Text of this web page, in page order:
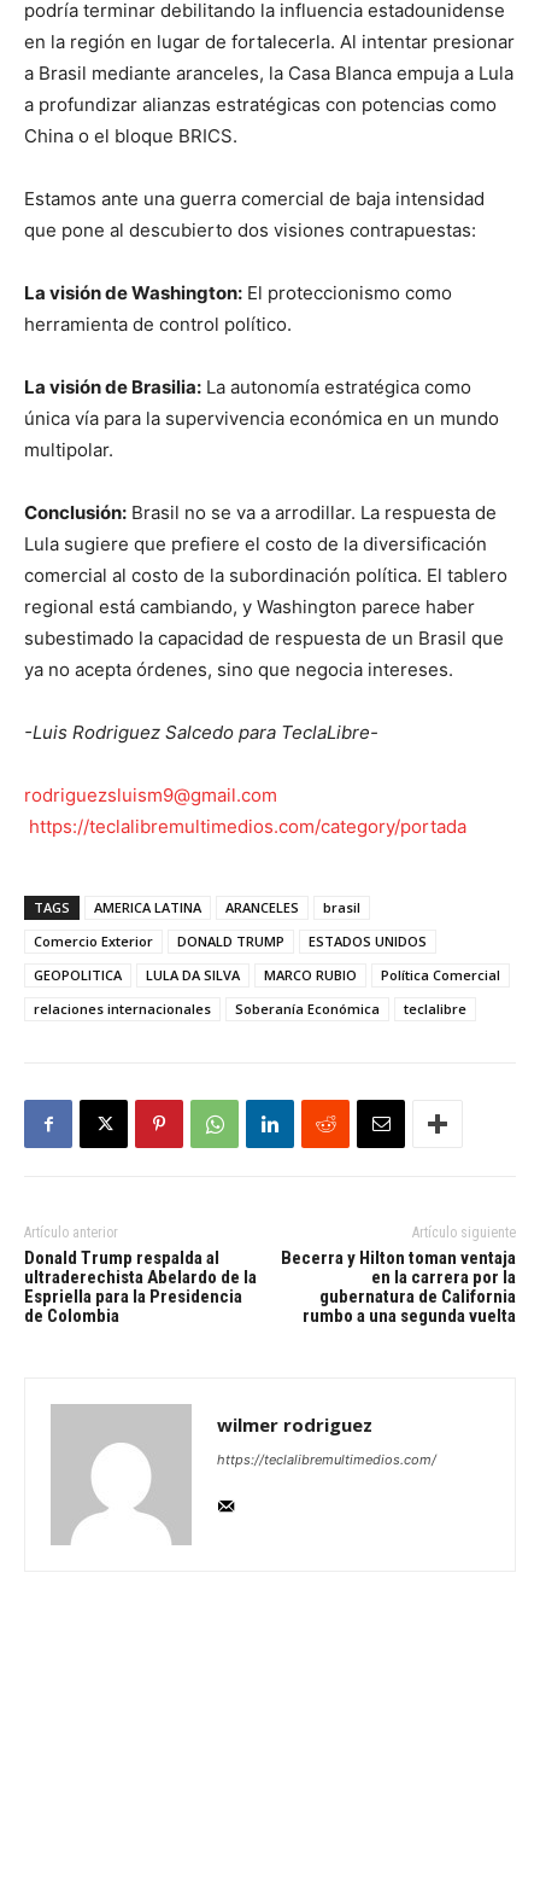
podría terminar debilitando la influencia estadounidense
en la región en lugar de fortalecerla. Al intentar presionar
a Brasil mediante aranceles, la Casa Blanca empuja a Lula
a profundizar alianzas estratégicas con potencias como
China o el bloque BRICS.
Estamos ante una guerra comercial de baja intensidad
que pone al descubierto dos visiones contrapuestas:
La visión de Washington: El proteccionismo como
herramienta de control político.
La visión de Brasilia: La autonomía estratégica como
única vía para la supervivencia económica en un mundo
multipolar.
Conclusión: Brasil no se va a arrodillar. La respuesta de
Lula sugiere que prefiere el costo de la diversificación
comercial al costo de la subordinación política. El tablero
regional está cambiando, y Washington parece haber
subestimado la capacidad de respuesta de un Brasil que
ya no acepta órdenes, sino que negocia intereses.
-Luis Rodriguez Salcedo para TeclaLibre-
rodriguezsluism9@gmail.com
https://teclalibremultimedios.com/category/portada
TAGS AMERICA LATINA ARANCELES
brasil
Comercio Exterior
DONALD TRUMP
ESTADOS UNIDOS
GEOPOLITICA
LULA DA SILVA MARCO RUBIO
Política Comercial
relaciones internacionales
Soberanía Económica teclalibre
Artículo anterior
Donald Trump respalda al
ultraderechista Abelardo de la
Espriella para la Presidencia
de Colombia
Artículo siguiente
Becerra y Hilton toman ventaja
en la carrera por la
gubernatura de California
rumbo a una segunda vuelta
wilmer rodriguez
https://teclalibremultimedios.com/